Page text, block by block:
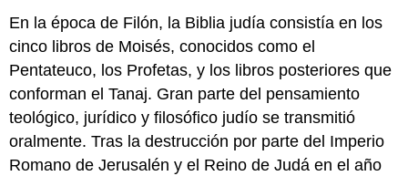
En la época de Filón, la Biblia judía consistía en los
cinco libros de Moisés, conocidos como el
Pentateuco, los Profetas, y los libros posteriores que
conforman el Tanaj. Gran parte del pensamiento
teológico, jurídico y filosófico judío se transmitió
oralmente. Tras la destrucción por parte del Imperio
Romano de Jerusalén y el Reino de Judá en el año